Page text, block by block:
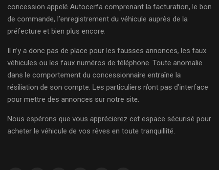
concession appelé Autocerfa comprenant la facturation, le bon
de commande, l’enregistrement du véhicule auprès de la
préfecture et bien plus encore.
Il n’y a donc pas de place pour les fausses annonces, les faux
véhicules ou les faux numéros de téléphone. Toute anomalie
dans le comportement du concessionnaire entraîne la
résiliation de son compte. Les particuliers n’ont pas d’interface
pour mettre des annonces sur notre site.
Nous espérons que vous apprécierez cet espace sécurisé pour
acheter le véhicule de vos rêves en toute tranquillité.